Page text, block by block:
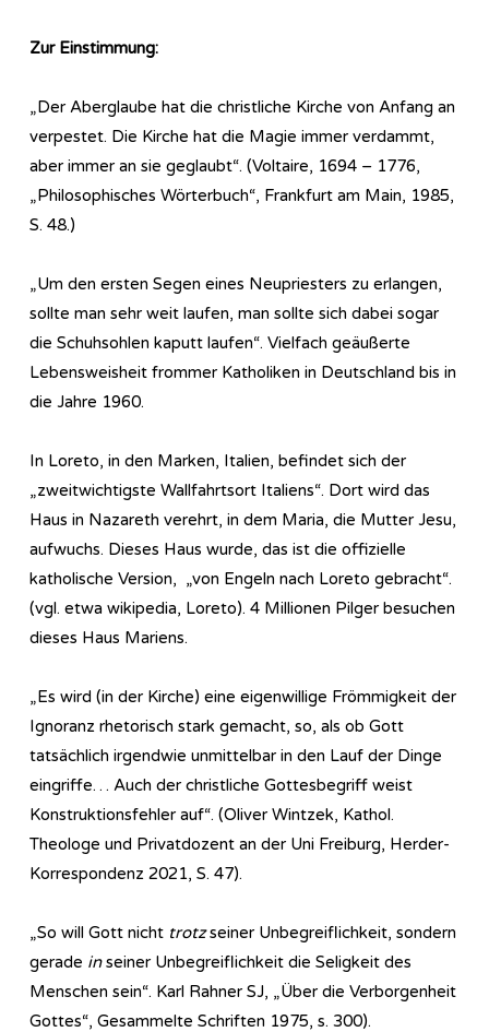
Zur Einstimmung:
„Der Aberglaube hat die christliche Kirche von Anfang an
verpestet. Die Kirche hat die Magie immer verdammt,
aber immer an sie geglaubt“. (Voltaire, 1694 – 1776,
„Philosophisches Wörterbuch“, Frankfurt am Main, 1985,
S. 48.)
„Um den ersten Segen eines Neupriesters zu erlangen,
sollte man sehr weit laufen, man sollte sich dabei sogar
die Schuhsohlen kaputt laufen“. Vielfach geäußerte
Lebensweisheit frommer Katholiken in Deutschland bis in
die Jahre 1960.
In Loreto, in den Marken, Italien, befindet sich der
„zweitwichtigste Wallfahrtsort Italiens“. Dort wird das
Haus in Nazareth verehrt, in dem Maria, die Mutter Jesu,
aufwuchs. Dieses Haus wurde, das ist die offizielle
katholische Version, „von Engeln nach Loreto gebracht“.
(vgl. etwa wikipedia, Loreto). 4 Millionen Pilger besuchen
dieses Haus Mariens.
„Es wird (in der Kirche) eine eigenwillige Frömmigkeit der
Ignoranz rhetorisch stark gemacht, so, als ob Gott
tatsächlich irgendwie unmittelbar in den Lauf der Dinge
eingriffe… Auch der christliche Gottesbegriff weist
Konstruktionsfehler auf“. (Oliver Wintzek, Kathol.
Theologe und Privatdozent an der Uni Freiburg, Herder-
Korrespondenz 2021, S. 47).
„So will Gott nicht trotzseiner Unbegreiflichkeit, sondern
gerade inseiner Unbegreiflichkeit die Seligkeit des
Menschen sein“. Karl Rahner SJ, „Über die Verborgenheit
Gottes“, Gesammelte Schriften 1975, s. 300).